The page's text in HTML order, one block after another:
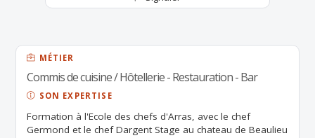
MÉTIER
Commis de cuisine / Hôtellerie - Restauration - Bar
SON EXPERTISE
Formation à l'Ecole des chefs d'Arras, avec le chef
Germond et le chef Dargent Stage au chateau de Beaulieu